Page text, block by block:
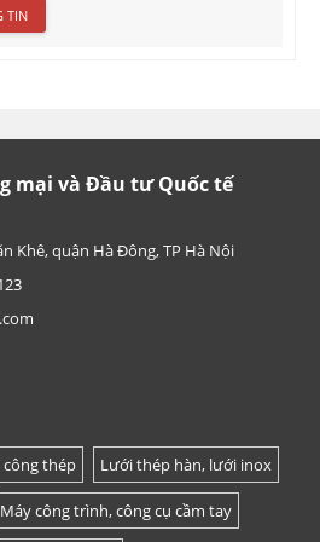
mại và Đầu tư Quốc tế
Khê, quận Hà Đông, TP Hà Nội
công thép Lưới thép hàn, lưới inox
Máy công trình, công cụ cầm tay